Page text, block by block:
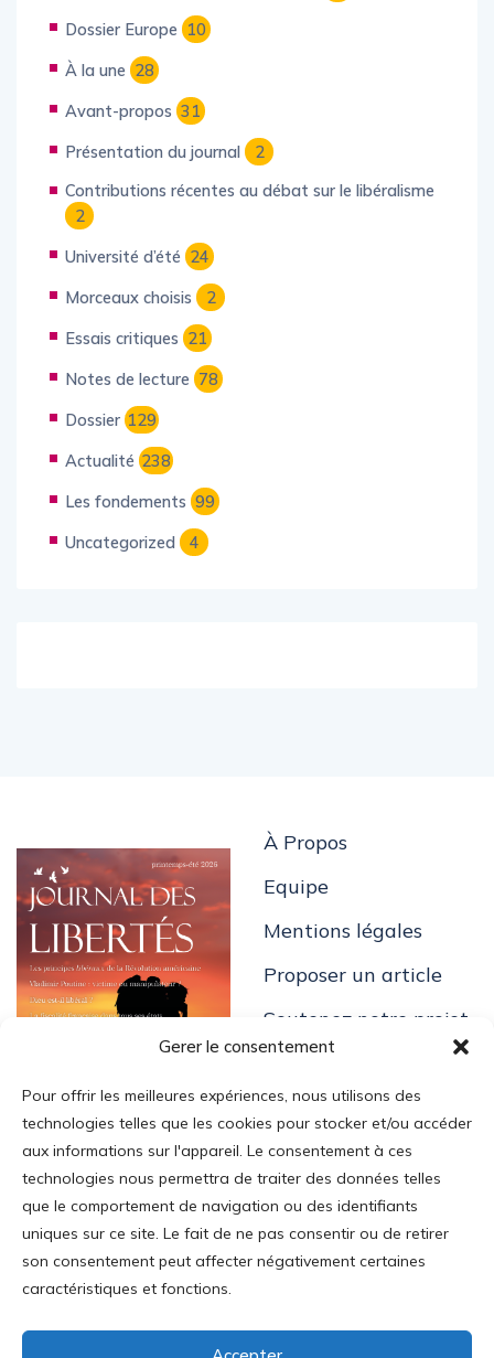
Gerer le consentement
Pour offrir les meilleures expériences, nous utilisons des
technologies telles que les cookies pour stocker et/ou accéder
aux informations sur l'appareil. Le consentement à ces
technologies nous permettra de traiter des données telles
que le comportement de navigation ou des identifiants
uniques sur ce site. Le fait de ne pas consentir ou de retirer
son consentement peut affecter négativement certaines
caractéristiques et fonctions.
Dossier Europe 10
À la une 28
Avant-propos 31
Présentation du journal
2
Contributions récentes au débat sur le libéralisme
2
Université d’été 24
Morceaux choisis
2
Essais critiques 21
Notes de lecture 78
Dossier 129
Actualité 238
Les fondements 99
Uncategorized
4
À Propos
Equipe
Mentions légales
Proposer un article
Soutenez notre projet
Login
Mon Compte